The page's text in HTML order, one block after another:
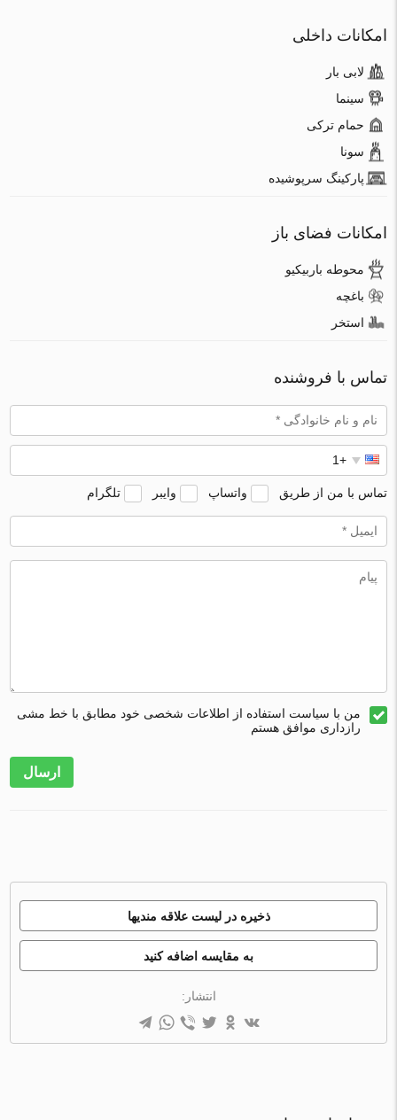
امکانات داخلی
لابی بار
سینما
حمام ترکی
سونا
پارکینگ سرپوشیده
امکانات فضای باز
محوطه باربیکیو
باغچه
استخر
تماس با فروشنده
تماس با من از طریق واتساپ وایبر تلگرام
من با سیاست استفاده از اطلاعات شخصی خود مطابق با خط مشی
رازداری موافق هستم
ارسال
ذخیره در لیست علاقه مندیها
به مقایسه اضافه کنید
انتشار: